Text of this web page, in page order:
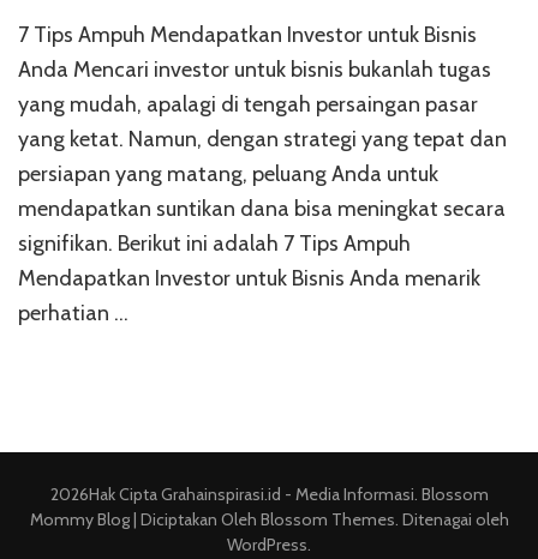
Tips
Ampuh
Investor
untuk
7 Tips Ampuh Mendapatkan Investor untuk Bisnis
Anda Mencari investor untuk bisnis bukanlah tugas
yang mudah, apalagi di tengah persaingan pasar
yang ketat. Namun, dengan strategi yang tepat dan
persiapan yang matang, peluang Anda untuk
mendapatkan suntikan dana bisa meningkat secara
signifikan. Berikut ini adalah 7 Tips Ampuh
Mendapatkan Investor untuk Bisnis Anda menarik
perhatian …
2026Hak CiptaGrahainspirasi.id - Media Informasi. Blossom
Mommy Blog | Diciptakan Oleh Blossom Themes. Ditenagai oleh
WordPress.